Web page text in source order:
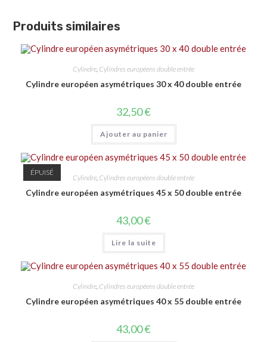
Produits similaires
Cylindre, Cylindres européens double entrée
Cylindre européen asymétriques 30 x 40 double entrée
32,50€
Ajouter au panier
ÉPUISÉ
Cylindre, Cylindres européens double entrée
Cylindre européen asymétriques 45 x 50 double entrée
43,00€
Lire la suite
Cylindre Cylindres européens double entrée
Cylindre européen asymétriques 40 x 55 double entrée
43,00€